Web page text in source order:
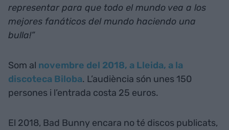
representar para que todo el mundo vea a los
mejores fanáticos del mundo haciendo una
bulla!”
Som al novembre del 2018, a Lleida, a la
discoteca Biloba. L’audiència són unes 150
persones i l’entrada costa 25 euros.
El 2018, Bad Bunny encara no té discos publicats,